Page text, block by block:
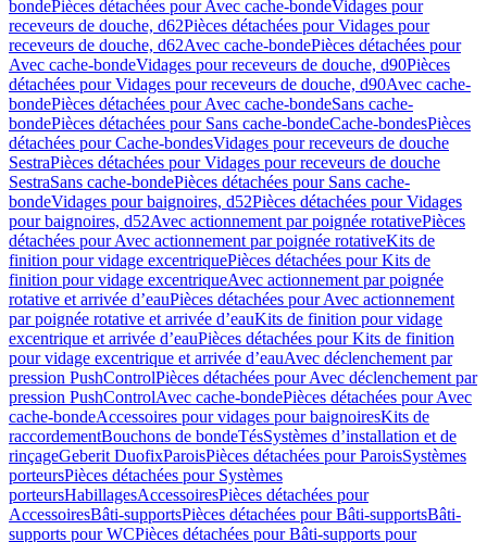
bondePièces détachées pour Avec cache-bondeVidages pour
receveurs de douche, d62Pièces détachées pour Vidages pour
receveurs de douche, d62Avec cache-bondePièces détachées pour
Avec cache-bondeVidages pour receveurs de douche, d90Pièces
détachées pour Vidages pour receveurs de douche, d90Avec cache-
bondePièces détachées pour Avec cache-bondeSans cache-
bondePièces détachées pour Sans cache-bondeCache-bondesPièces
détachées pour Cache-bondesVidages pour receveurs de douche
SestraPièces détachées pour Vidages pour receveurs de douche
SestraSans cache-bondePièces détachées pour Sans cache-
bondeVidages pour baignoires, d52Pièces détachées pour Vidages
pour baignoires, d52Avec actionnement par poignée rotativePièces
détachées pour Avec actionnement par poignée rotativeKits de
finition pour vidage excentriquePièces détachées pour Kits de
finition pour vidage excentriqueAvec actionnement par poignée
rotative et arrivée d’eauPièces détachées pour Avec actionnement
par poignée rotative et arrivée d’eauKits de finition pour vidage
excentrique et arrivée d’eauPièces détachées pour Kits de finition
pour vidage excentrique et arrivée d’eauAvec déclenchement par
pression PushControlPièces détachées pour Avec déclenchement par
pression PushControlAvec cache-bondePièces détachées pour Avec
cache-bondeAccessoires pour vidages pour baignoiresKits de
raccordementBouchons de bondeTésSystèmes d’installation et de
rinçageGeberit DuofixParoisPièces détachées pour ParoisSystèmes
porteursPièces détachées pour Systèmes
porteursHabillagesAccessoiresPièces détachées pour
AccessoiresBâti-supportsPièces détachées pour Bâti-supportsBâti-
supports pour WCPièces détachées pour Bâti-supports pour